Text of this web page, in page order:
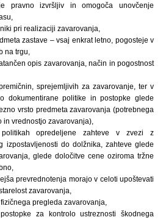
pravno izvršljiv in omogoča unovčenje
pri realizaciji zavarovanja,
zastave – vsaj enkrat letno, pogosteje v
na trgu,
opis zavarovanja, način in pogostnost
sprejemljivih za zavarovanje, ter v
dokumentirane politike in postopke glede
vrsto predmeta zavarovanja (potrebnega
vrednostjo zavarovanja),
opredeljene zahteve v zvezi z
izpostavljenosti do dolžnika, zahteve glede
glede določitve cene oziroma tržne
prevrednotenja morajo v celoti upoštevati
zavarovanja,
pregleda zavarovanja,
za kontrolo ustreznosti škodnega